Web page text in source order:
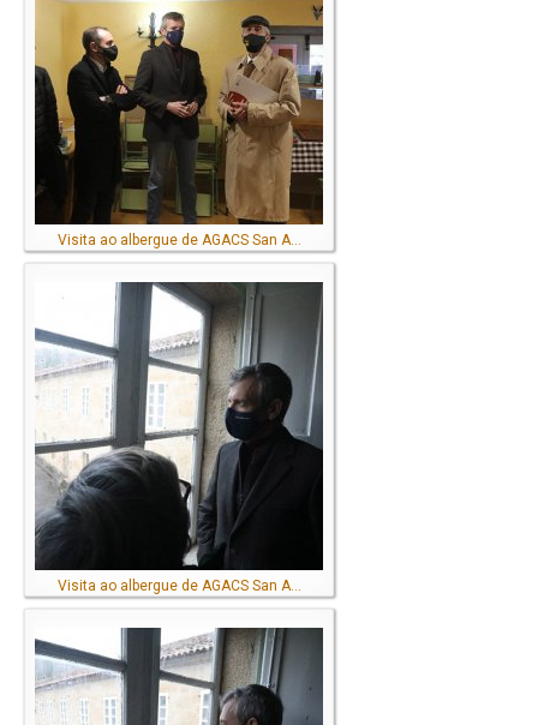
Visita ao albergue de AGACS San A...
Visita ao albergue de AGACS San A...